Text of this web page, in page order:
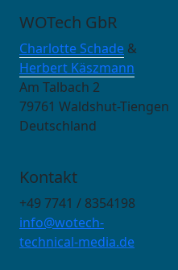
WOTech GbR
Charlotte Schade &
Herbert Käszmann
Am Talbach 2
79761 Waldshut-Tiengen
Deutschland
Kontakt
+49 7741 / 8354198
info@wotech-
technical-media.de